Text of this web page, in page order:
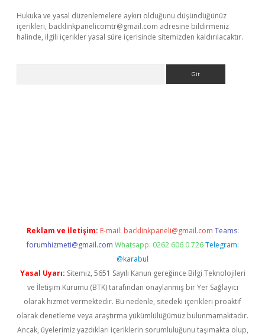
Hukuka ve yasal düzenlemelere aykırı olduğunu düşündüğünüz
içerikleri, backlinkpanelicomtr@gmail.com adresine bildirmeniz
halinde, ilgili içerikler yasal süre içerisinde sitemizden kaldırılacaktır.
Reklam ve İletişim: E-mail: backlinkpaneli@gmail.com Teams:
forumhizmeti@gmail.com Whatsapp: 0262 606 0 726 Telegram:
@karabul
Yasal Uyarı: Sitemiz, 5651 Sayılı Kanun gereğince Bilgi Teknolojileri
ve İletişim Kurumu (BTK) tarafından onaylanmış bir Yer Sağlayıcı
olarak hizmet vermektedir. Bu nedenle, sitedeki içerikleri proaktif
olarak denetleme veya araştırma yükümlülüğümüz bulunmamaktadır.
Ancak, üyelerimiz yazdıkları içeriklerin sorumluluğunu taşımakta olup,